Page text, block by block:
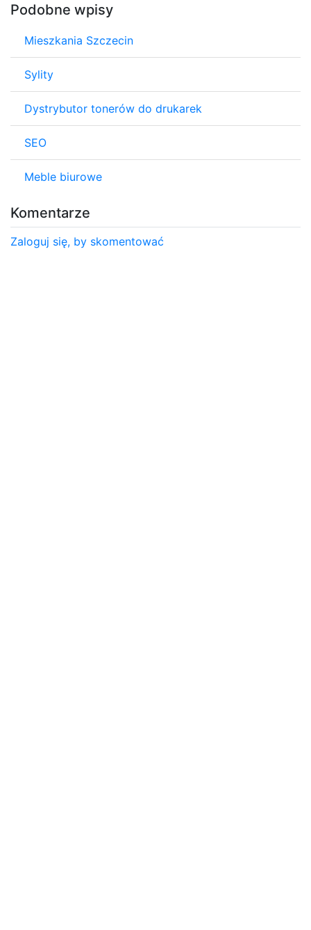
Podobne wpisy
Mieszkania Szczecin
Sylity
Dystrybutor tonerów do drukarek
SEO
Meble biurowe
Komentarze
Zaloguj się, by skomentować